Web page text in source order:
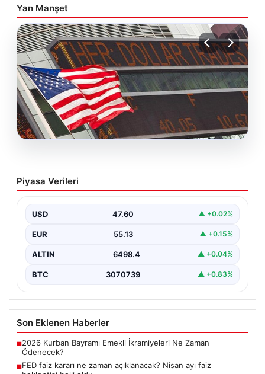
Yan Manşet
FED faiz kararı ne zaman açıklanacak?
Nisan ayı faiz beklentisi belli oldu
Piyasa Verileri
USD 47.60 ▲ +0.02%
EUR 55.13 ▲ +0.15%
ALTIN 6498.4 ▲ +0.04%
BTC 3070739 ▲ +0.83%
Son Eklenen Haberler
■2026 Kurban Bayramı Emekli İkramiyeleri Ne Zaman
Ödenecek?
■FED faiz kararı ne zaman açıklanacak? Nisan ayı faiz